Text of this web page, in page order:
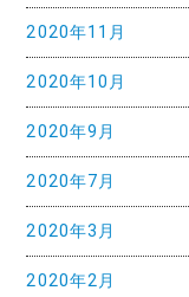
2020年11月
2020年10月
2020年9月
2020年7月
2020年3月
2020年2月